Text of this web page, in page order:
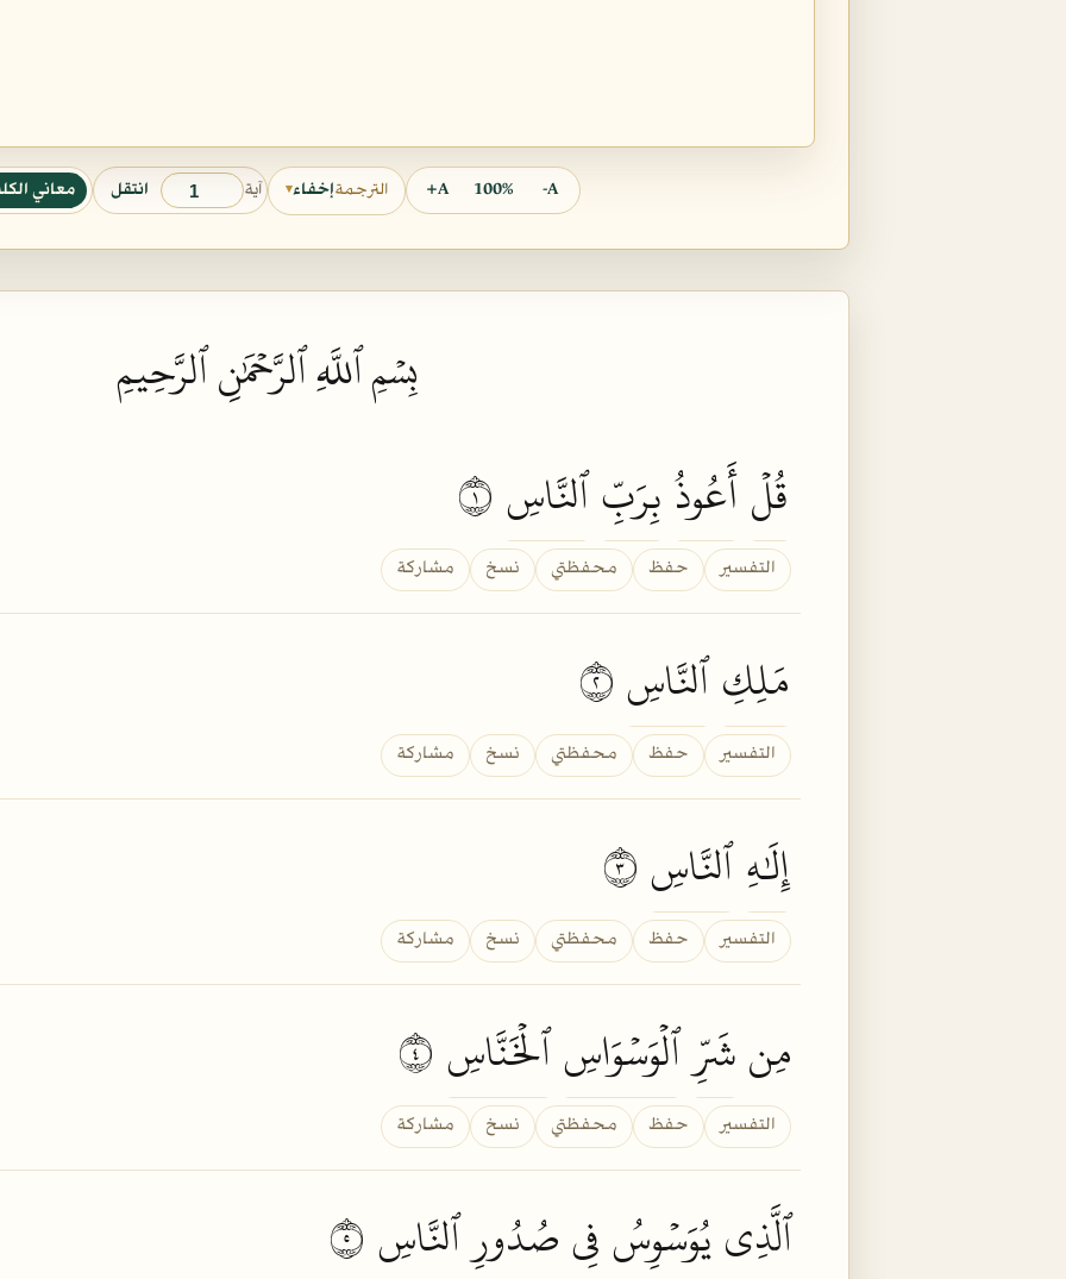
A-
100%
A+ الترجمةإخفاء▾ آية انتقل معاني
بِسۡمِ ٱللَّهِ ٱلرَّحۡمَٰنِ ٱلرَّحِيمِ
قُلۡأَعُوذُبِرَبِّٱلنَّاسِ
التفسير حفظ محفظتي نسخ مشاركة
مَلِكِٱلنَّاسِ
التفسير حفظ محفظتي نسخ مشاركة
إِلَٰهِٱلنَّاسِ
التفسير حفظ محفظتي نسخ مشاركة
مِنشَرِّٱلۡوَسۡوَاسِٱلۡخَنَّاسِ
التفسير حفظ محفظتي نسخ مشاركة
ٱلَّذِييُوَسۡوِسُفِيصُدُورِ ٱلنَّاسِ